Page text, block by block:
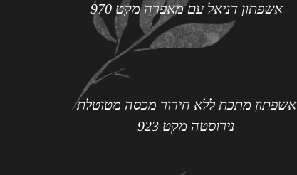
אשפתון דניאל עם מאפרה מקט 970
אשפתון מתכת ללא חירור מכסה מטוטלת
נירוסטה מקט 923